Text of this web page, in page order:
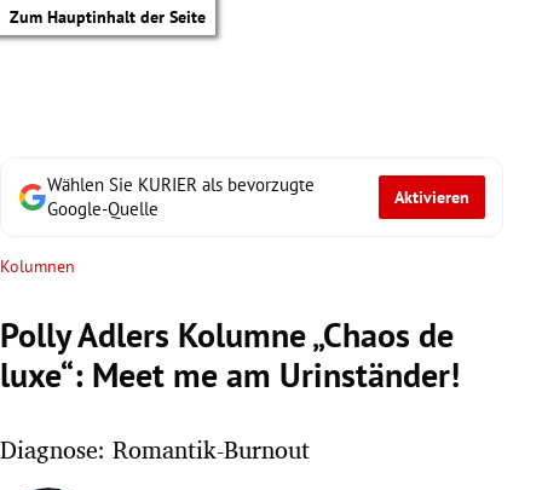
Zum Hauptinhalt der Seite
Wählen Sie KURIER als bevorzugte
Google-Quelle
Aktivieren
Kolumnen
Polly Adlers Kolumne „Chaos de
luxe“: Meet me am Urinständer!
Diagnose: Romantik-Burnout